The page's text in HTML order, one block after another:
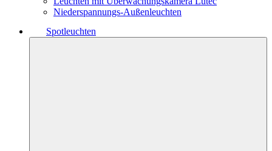
Niederspannungs-Außenleuchten
Spotleuchten